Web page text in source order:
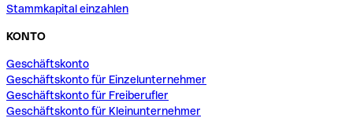
Stammkapital einzahlen
KONTO
Geschäftskonto
Geschäftskonto für Einzelunternehmer
Geschäftskonto für Freiberufler
Geschäftskonto für Kleinunternehmer